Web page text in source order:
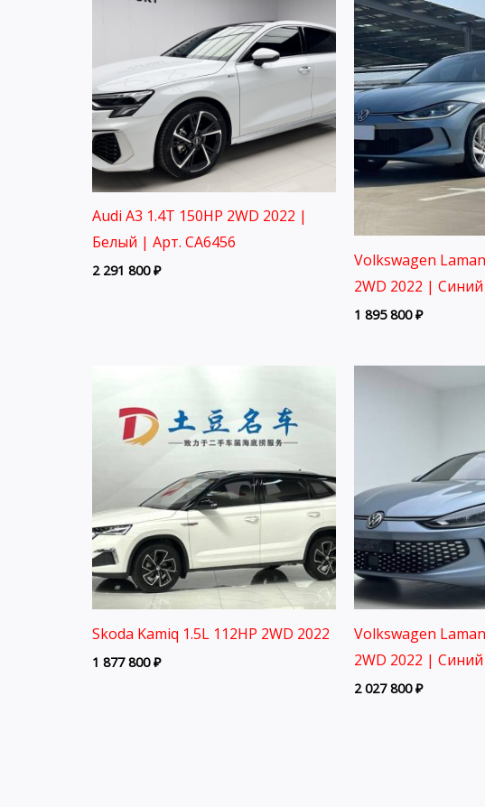
Audi A3 1.4T 150HP 2WD 2022 |
Белый | Арт. CA6456
2 291 800₽
Volkswagen
2WD 2022 |
1 895 800₽
Skoda Kamiq 1.5L 112HP 2WD 2022
1 877 800₽
Volkswagen
2WD 2022 |
2 027 800₽